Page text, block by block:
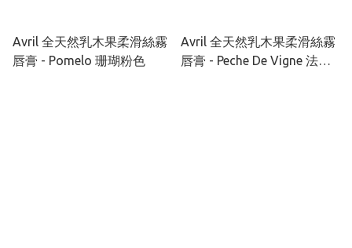
Avril 全天然乳木果柔滑絲霧
唇膏 - Pomelo 珊瑚粉色
Avril 全天然乳木果柔滑絲霧
唇膏 - Peche De Vigne 法式